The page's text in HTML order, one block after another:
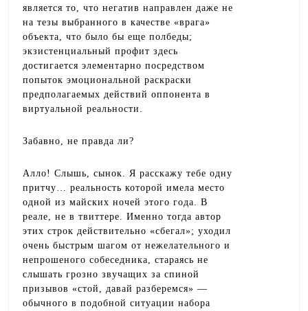
является то, что негатив направлен даже не
на тезы выбранного в качестве «врага»
объекта, что было бы еще полбеды;
экзистенциальный профит здесь
достигается элементарно посредством
попыток эмоциональной раскраски
предполагаемых действий оппонента в
виртуальной реальности.
Забавно, не правда ли?
Алло! Слышь, сынок. Я расскажу тебе одну
притчу… реальность которой имела место
одной из майских ночей этого года. В
реале, не в твиттере. Именно тогда автор
этих строк действительно «сбегал»; уходил
очень быстрым шагом от нежелательного и
непрошеного собеседника, стараясь не
слышать грозно звучащих за спиной
призывов «стой, давай разберемся» —
обычного в подобной ситуации набора